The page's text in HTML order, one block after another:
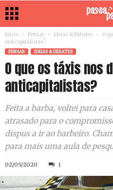
Início Pensar Ideias & Debates
O
anticapitalistas?
PENSAR IDEIAS & DEBATES
O que os táxis nos
anticapitalistas?
Feita a barba, voltei para
atrasado para o
dispus a ir ao barbeiro.
para mais uma aula de
02/05/2020 1